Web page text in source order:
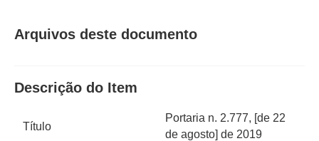
Arquivos deste documento
Descrição do Item
Título
Portaria n. 2.777, [de 22
de agosto] de 2019